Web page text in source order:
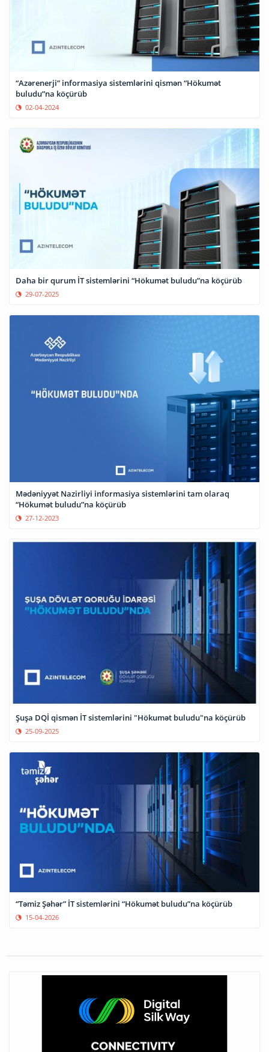
“Azərenerji” informasiya sistemlərini qismən “Hökumət
buludu”na köçürüb
02-04-2024
Daha bir qurum İT sistemlərini “Hökumət buludu”na köçürüb
29-07-2025
Mədəniyyət Nazirliyi informasiya sistemlərini tam olaraq
“Hökumət buludu”na köçürüb
27-12-2023
Şuşa DQİ qismən İT sistemlərini "Hökumət buludu"na köçürüb
25-09-2025
“Təmiz Şəhər” İT sistemlərini “Hökumət buludu”na köçürüb
15-04-2026